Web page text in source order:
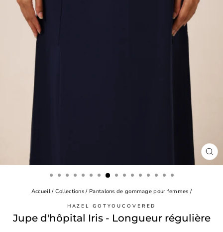
Accueil / Collections / Pantalons de gommage pour femmes /
HAZEL GOTYOUCOVERED
Jupe d'hôpital Iris - Longueur régulière